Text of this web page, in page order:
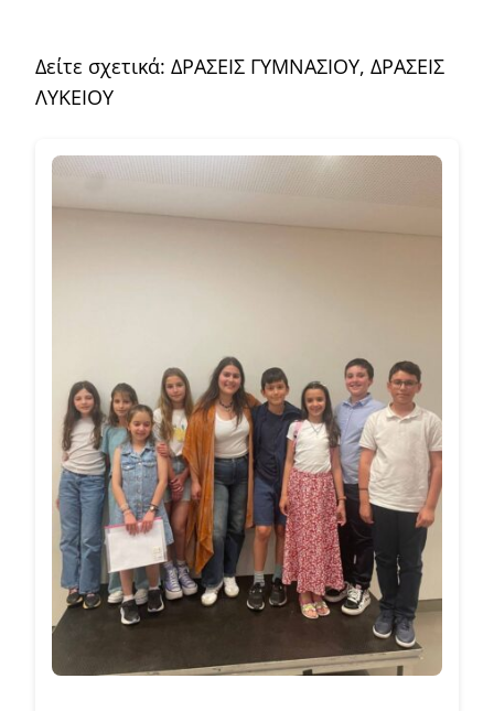
Δείτε σχετικά: ΔΡΑΣΕΙΣ ΓΥΜΝΑΣΙΟΥ, ΔΡΑΣΕΙΣ
ΛΥΚΕΙΟΥ